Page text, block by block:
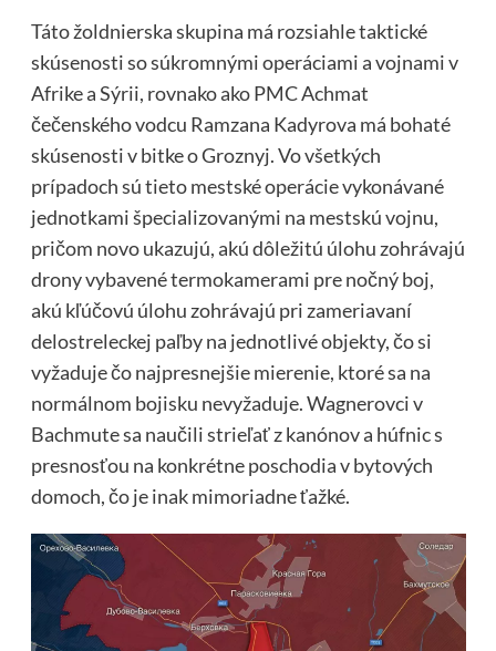
Táto žoldnierska skupina má rozsiahle taktické
skúsenosti so súkromnými operáciami a vojnami v
Afrike a Sýrii, rovnako ako PMC Achmat
čečenského vodcu Ramzana Kadyrova má bohaté
skúsenosti v bitke o Groznyj. Vo všetkých
prípadoch sú tieto mestské operácie vykonávané
jednotkami špecializovanými na mestskú vojnu,
pričom novo ukazujú, akú dôležitú úlohu zohrávajú
drony vybavené termokamerami pre nočný boj,
akú kľúčovú úlohu zohrávajú pri zameriavaní
delostreleckej paľby na jednotlivé objekty, čo si
vyžaduje čo najpresnejšie mierenie, ktoré sa na
normálnom bojisku nevyžaduje. Wagnerovci v
Bachmute sa naučili strieľať z kanónov a húfnic s
presnosťou na konkrétne poschodia v bytových
domoch, čo je inak mimoriadne ťažké.